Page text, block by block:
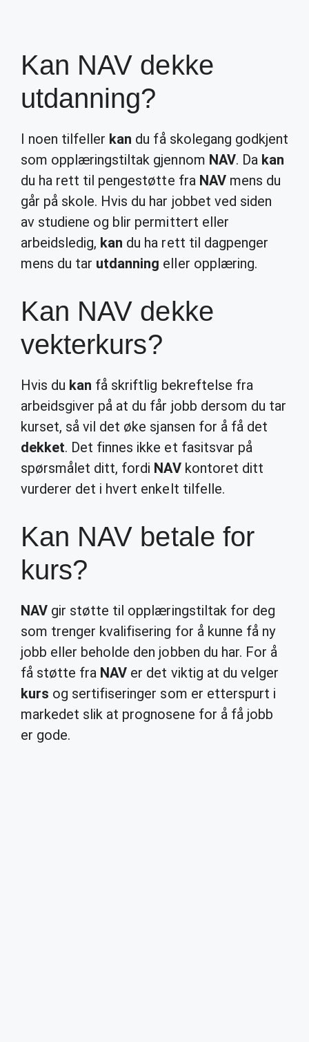
Kan NAV dekke
utdanning?
I noen tilfeller kan du få skolegang godkjent
som opplæringstiltak gjennom NAV. Da kan
du ha rett til pengestøtte fra NAVmens du
går på skole. Hvis du har jobbet ved siden
av studiene og blir permittert eller
arbeidsledig, kan du ha rett til dagpenger
mens du tar utdanning eller opplæring.
Kan NAV dekke
vekterkurs?
Hvis du kan få skriftlig bekreftelse fra
arbeidsgiver på at du får jobb dersom du tar
kurset, så vil det øke sjansen for å få det
dekket. Det finnes ikke et fasitsvar på
spørsmålet ditt, fordi NAVkontoret ditt
vurderer det i hvert enkelt tilfelle.
Kan NAV betale for
kurs?
NAV gir støtte til opplæringstiltak for deg
som trenger kvalifisering for å kunne få ny
jobb eller beholde den jobben du har. For å
få støtte fra NAV er det viktig at du velger
kurs og sertifiseringer som er etterspurt i
markedet slik at prognosene for å få jobb
er gode.